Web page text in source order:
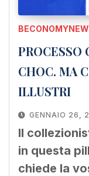
PROCESSO
CHOC. MA
ILLUSTRI
GENNAIO 26,
Il
in questa
chiede la